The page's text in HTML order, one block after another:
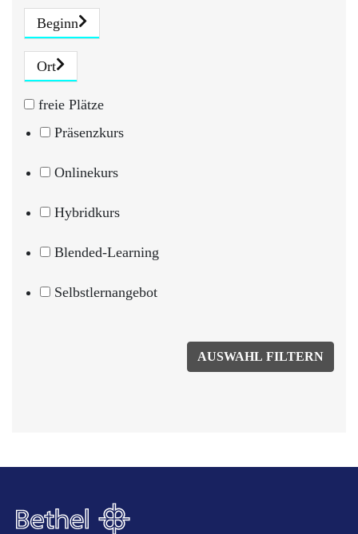
Beginn
Ort
freie Plätze
Präsenzkurs
Onlinekurs
Hybridkurs
Blended-Learning
Selbstlernangebot